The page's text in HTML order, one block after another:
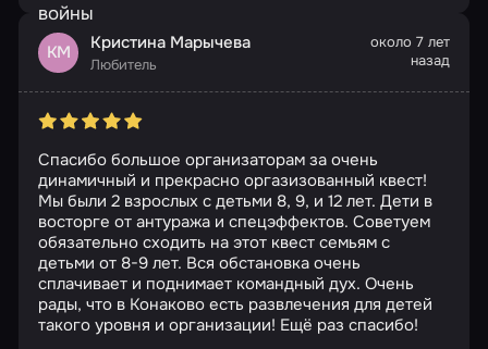
КМ Кристина Марычева
Любитель
около 7 лет
назад
Спасибо большое организаторам за очень
динамичный и прекрасно оргазизованный квест!
Мы были 2 взрослых с детьми 8, 9, и 12 лет. Дети в
восторге от антуража и спецэффектов. Советуем
обязательно сходить на этот квест семьям с
детьми от 8-9 лет. Вся обстановка очень
сплачивает и поднимает командный дух. Очень
рады, что в Конаково есть развлечения для детей
такого уровня и организации! Ещё раз спасибо!